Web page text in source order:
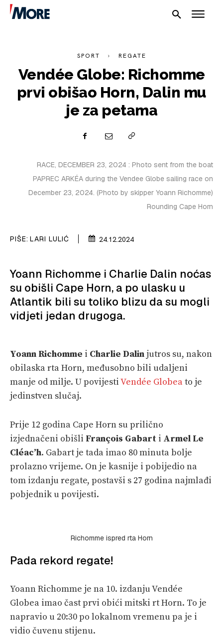
PLOVILA
PLOVIDBA
SHOP
SPORT REGATE
Vendée Globe: Richomme
prvi obišao Horn, Dalin mu
je za petama
RACE, DECEMBER 23, 2024 : Photo sent from the boat
PAPREC ARKÉA during the Vendee Globe sailing race on
December 23, 2024. (Photo by skipper Yoann Richomme)
Rounding Cape Horn
PIŠE: LARI LULIĆ 24.12.2024
Yoann Richomme i Charlie Dalin noćas
su obišli Cape Horn, a po ulasku u
Atlantik bili su toliko blizu da su mogli
vidjeti jedan drugoga.
Yoann Richomme i Charlie Dalin jutros su, nakon
obilaska rta Horn, međusobno bili udaljeni
manje od milje. U povijestiVendée Globeato je
jedinstven slučaj.
Prije 12 godina Cape Horn su prilično
izjednačeni obišli François Gabart i Armel Le
Cléac’h. Gabart je tada imao 80 minuta bolje
prolazno vrijeme. On je kasnije i pobijedio na
tom izdanju regate, postavši s 27 godina najmlađi
pobjednik u povijesti.
Richomme ispred rta Horn
Pada rekord regate!
Yoann Richomme je na 10. izdanju Vendée
Globea imao čast prvi obići mitski rt Horn. To je
napravio u 20:30 po lokalnom vremenu pa je i
vidio čuvenu stijenu.